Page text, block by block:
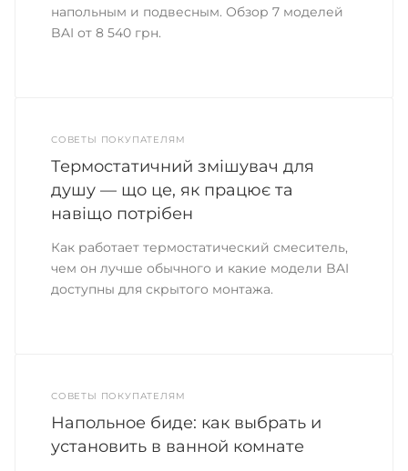
напольным и подвесным. Обзор 7 моделей
BAI от 8 540 грн.
СОВЕТЫ ПОКУПАТЕЛЯМ
Термостатичний змішувач для
душу — що це, як працює та
навіщо потрібен
Как работает термостатический смеситель,
чем он лучше обычного и какие модели BAI
доступны для скрытого монтажа.
СОВЕТЫ ПОКУПАТЕЛЯМ
Напольное биде: как выбрать и
установить в ванной комнате